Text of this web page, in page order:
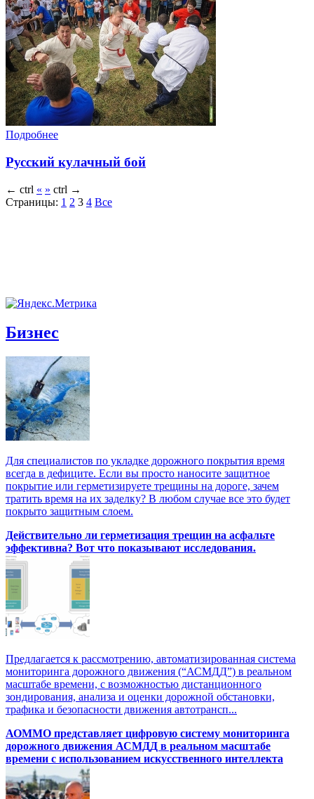
Подробнее
Русский кулачный бой
← ctrl « » ctrl →
Страницы: 1 2 3 4 Все
Бизнес
Для специалистов по укладке дорожного покрытия время
всегда в дефиците. Если вы просто наносите защитное
покрытие или герметизируете трещины на дороге, зачем
тратить время на их заделку? В любом случае все это будет
покрыто защитным слоем.
Действительно ли герметизация трещин на асфальте
эффективна? Вот что показывают исследования.
Предлагается к рассмотрению, автоматизированная система
мониторинга дорожного движения (“АСМДД”) в реальном
масштабе времени, с возможностью дистанционного
зондирования, анализа и оценки дорожной обстановки,
трафика и безопасности движения автотрансп...
АОММО представляет цифровую cистему мониторинга
дорожного движения АСМДД в реальном масштабе
времени с использованием искусственного интеллекта